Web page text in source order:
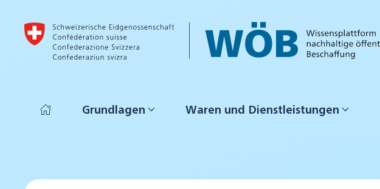
Skip to main content
Grundlagen Waren und Dienstleistungen